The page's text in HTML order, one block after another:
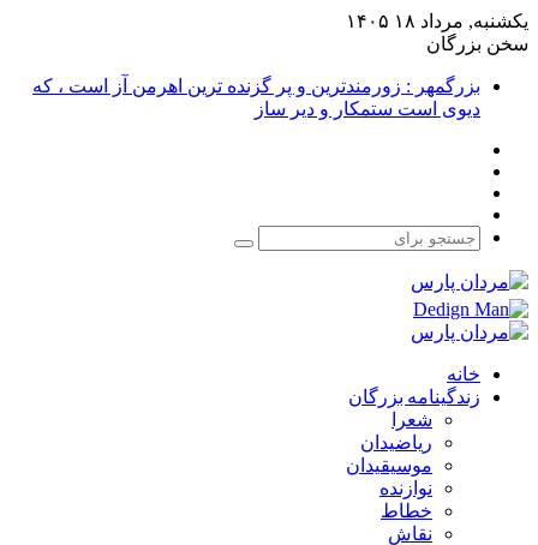
یکشنبه, مرداد ۱۸ ۱۴۰۵
سخن بزرگان
بزرگمهر : زورمندترین و پر گزنده ترین اهرمن آز است ، که
دیوی است ستمکار و دیر ساز
جستجو
خانه
زندگینامه بزرگان
شعرا
ریاضیدان
موسیقیدان
نوازنده
خطاط
نقاش